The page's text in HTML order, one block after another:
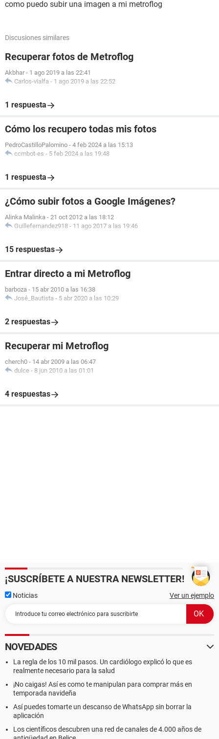
como puedo subir una imagen a mi metroflog
Discusiones similares
Recuperar fotos de Metroflog
Akbhar - 1 ago 2019 a las 22:41
Carlos-vialfa - 1 ago 2019 a las 22:52
1 respuesta
Cómo los recupero todas mis fotos
PedroCastilloPalomino - 4 feb 2024 a las 15:13
ccmbot-es - 5 feb 2024 a las 19:48
1 respuesta
¿Cómo subir fotos a Google Imágenes?
Alinka Malinka - 21 oct 2012 a las 18:12
Guillefernandez918 - 11 ago 2017 a las 19:46
15 respuestas
Entrar directo a mi Metroflog
barboza - 15 abr 2010 a las 16:38
José_Bautista - 5 abr 2020 a las 10:29
2 respuestas
Recuperar mi Metroflog
cherch0 - 14 abr 2009 a las 06:47
dulce - 8 jun 2010 a las 01:01
4 respuestas
¡SUSCRÍBETE A NUESTRA NEWSLETTER!
Noticias Ver un ejemplo
NOVEDADES
La regla de los 10 mil pasos. Un cardiólogo explicó lo que es
realmente necesario para la salud
¡No caigas! Así es como te manipulan para comprar más en
temporada navideña
Así puedes tomarte un descanso de WhatsApp sin borrar la
aplicación
Los científicos descubren una red de canales de 4.000 años de